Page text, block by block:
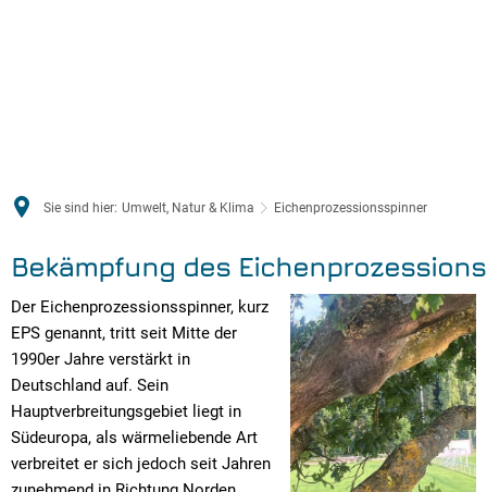
Sie sind hier: Umwelt, Natur & Klima Eichenprozessionsspinner
Bekämpfung des
Der Eichenprozessionsspinner, kurz
EPS genannt, tritt seit Mitte der
1990er Jahre verstärkt in
Deutschland auf. Sein
Hauptverbreitungsgebiet liegt in
Südeuropa, als wärmeliebende Art
verbreitet er sich jedoch seit Jahren